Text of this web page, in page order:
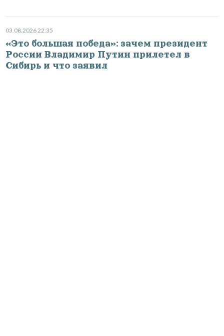
03.08.2026 22:35
«Это большая победа»: зачем президент
России Владимир Путин прилетел в
Сибирь и что заявил